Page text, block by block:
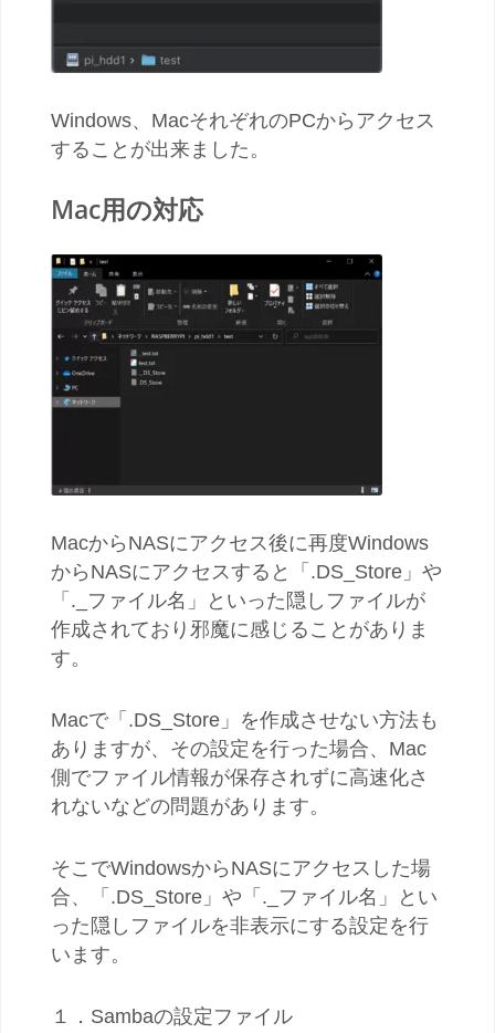
Windows、MacそれぞれのPCからアクセス
することが出来ました。
Mac用の対応
MacからNASにアクセス後に再度Windows
からNASにアクセスすると「.DS_Store」や
「._ファイル名」といった隠しファイルが
作成されており邪魔に感じることがありま
す。
Macで「.DS_Store」を作成させない方法も
ありますが、その設定を行った場合、Mac
側でファイル情報が保存されずに高速化さ
れないなどの問題があります。
そこでWindowsからNASにアクセスした場
合、「.DS_Store」や「._ファイル名」とい
った隠しファイルを非表示にする設定を行
います。
１．Sambaの設定ファイル